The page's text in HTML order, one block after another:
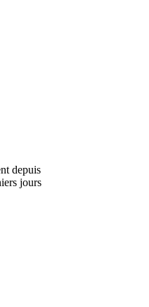
depuis
jours